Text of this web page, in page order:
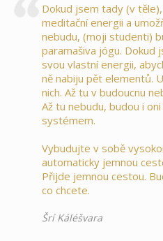
Dokud jsem tady (v
meditační energii a
nebudu, (moji studenti)
paramašiva jógu. Dokud
svou vlastní energii,
ně nabiju pět elementů.
nich. Až tu v budoucnu
Až tu nebudu, budou i
systémem.
Vybudujte v sobě
automaticky jemnou
Přijde jemnou cestou.
co chcete.
Šrí Káléšvara